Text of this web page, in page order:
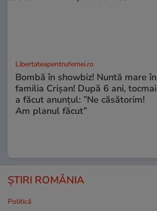
Libertateapentrufemei.ro
Bombă în showbiz! Nuntă mare în
familia Crișan! După 6 ani, tocmai
a făcut anunțul: ”Ne căsătorim!
Am planul făcut”
ȘTIRI ROMÂNIA
Politică